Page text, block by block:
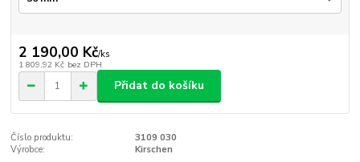
2 190,00 Kč/ks
1 809,92 Kč bez DPH
Přidat do košíku
Číslo produktu:
3109 030
Výrobce:
Kirschen